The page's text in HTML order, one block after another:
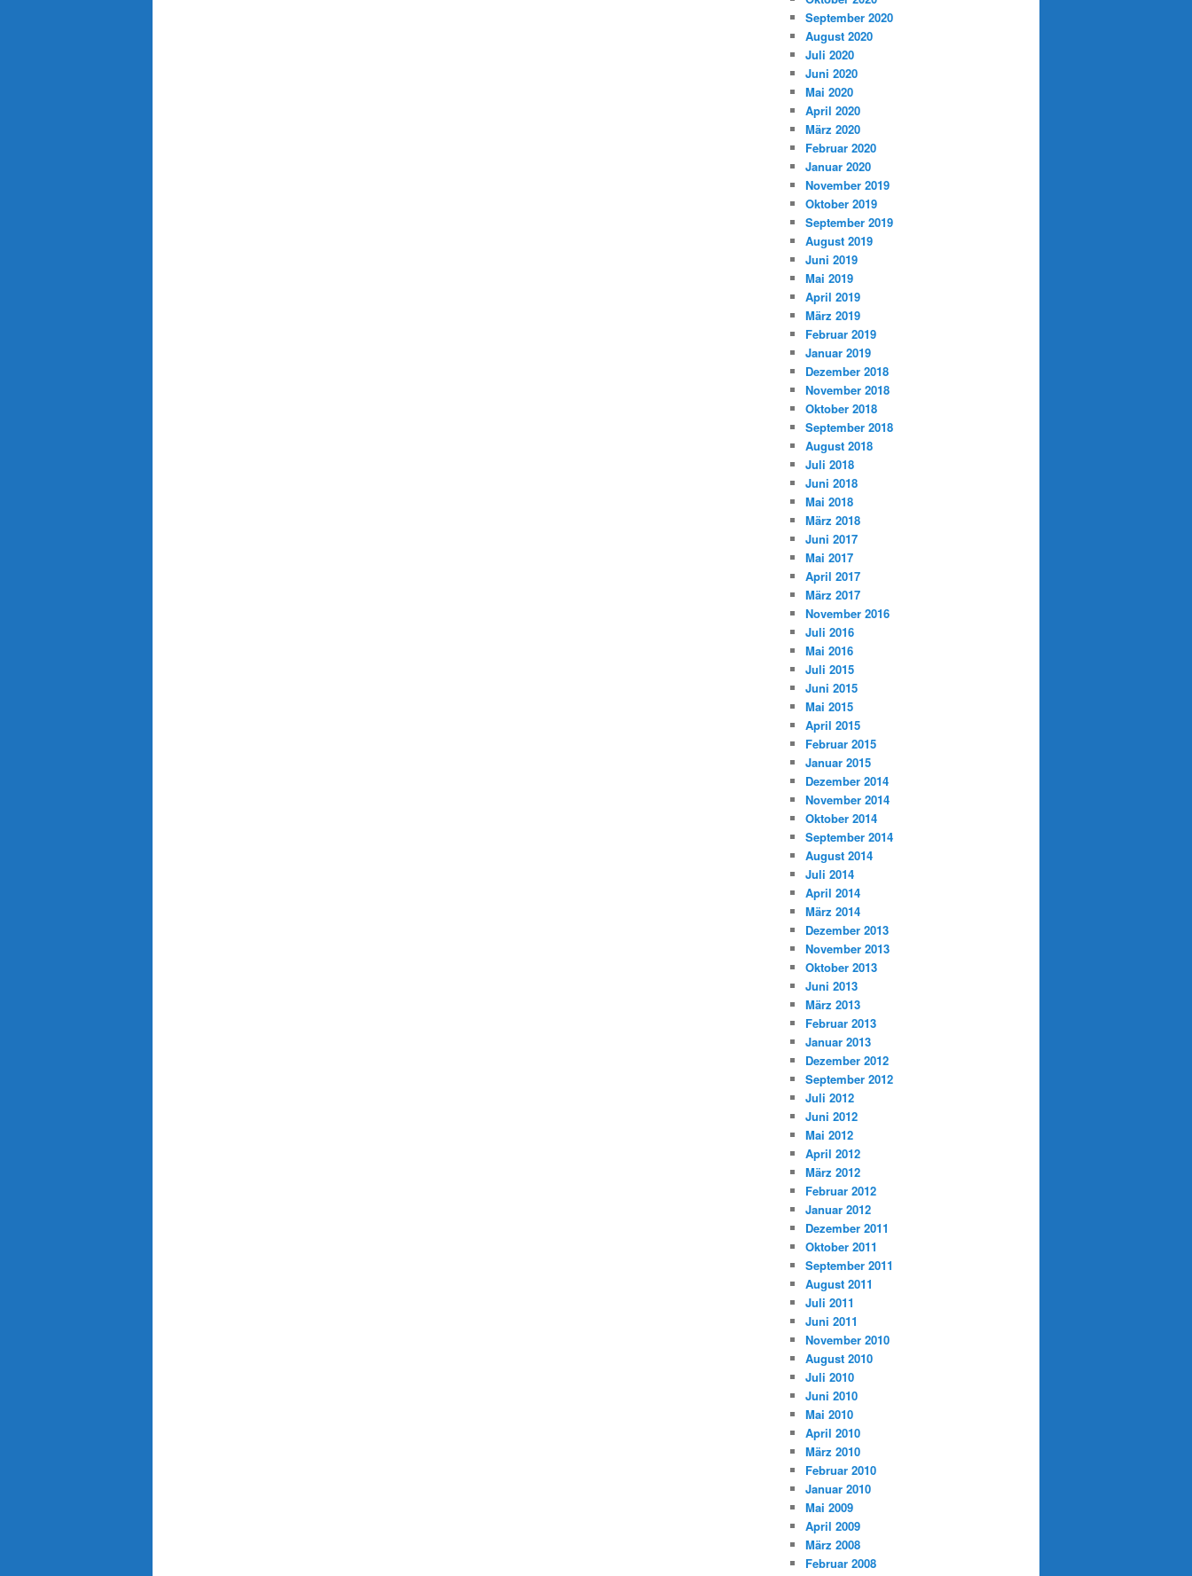
September 2020
August 2020
Juli 2020
Juni 2020
Mai 2020
April 2020
März 2020
Februar 2020
Januar 2020
November 2019
Oktober 2019
September 2019
August 2019
Juni 2019
Mai 2019
April 2019
März 2019
Februar 2019
Januar 2019
Dezember 2018
November 2018
Oktober 2018
September 2018
August 2018
Juli 2018
Juni 2018
Mai 2018
März 2018
Juni 2017
Mai 2017
April 2017
März 2017
November 2016
Juli 2016
Mai 2016
Juli 2015
Juni 2015
Mai 2015
April 2015
Februar 2015
Januar 2015
Dezember 2014
November 2014
Oktober 2014
September 2014
August 2014
Juli 2014
April 2014
März 2014
Dezember 2013
November 2013
Oktober 2013
Juni 2013
März 2013
Februar 2013
Januar 2013
Dezember 2012
September 2012
Juli 2012
Juni 2012
Mai 2012
April 2012
März 2012
Februar 2012
Januar 2012
Dezember 2011
Oktober 2011
September 2011
August 2011
Juli 2011
Juni 2011
November 2010
August 2010
Juli 2010
Juni 2010
Mai 2010
April 2010
März 2010
Februar 2010
Januar 2010
Mai 2009
April 2009
März 2008
Februar 2008